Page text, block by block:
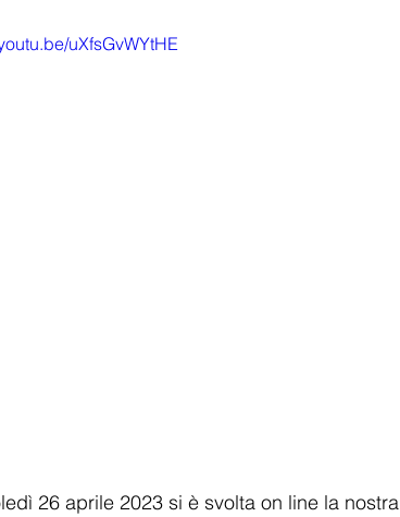
uXfsGvWYtHE
26 aprile 2023 si è svolta on line la nostra